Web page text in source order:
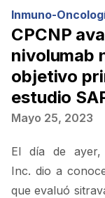
Inmuno-
CPCNP
nivolumab
objetivo
estudio
Mayo 25, 2023
El día de ayer,
Inc. dio a
que evaluó